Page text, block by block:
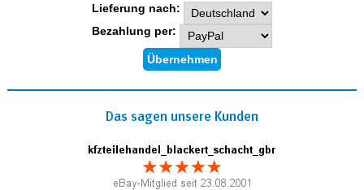
Lieferung nach:
Bezahlung per:
Das sagen unsere Kunden